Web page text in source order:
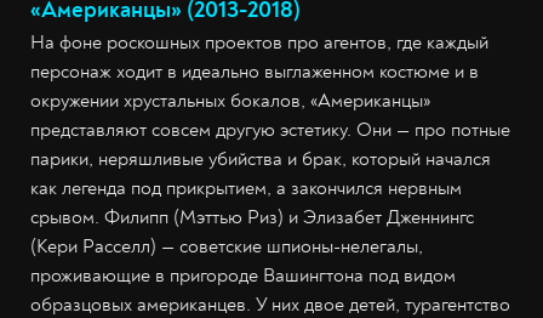
«Американцы» (2013-2018)
На фоне роскошных проектов про агентов, где каждый
персонаж ходит в идеально выглаженном костюме и в
окружении хрустальных бокалов, «Американцы»
представляют совсем другую эстетику. Они — про потные
парики, неряшливые убийства и брак, который начался
как легенда под прикрытием, а закончился нервным
срывом. Филипп (Мэттью Риз) и Элизабет Дженнингс
(Кери Расселл) — советские шпионы-нелегалы,
проживающие в пригороде Вашингтона под видом
образцовых американцев. У них двое детей, турагентство